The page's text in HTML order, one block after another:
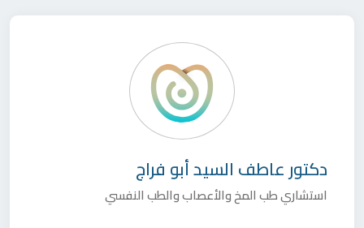
دكتورعاطف السيد أبو فراج
استشاري طب المخ والأعصاب والطب النفسي